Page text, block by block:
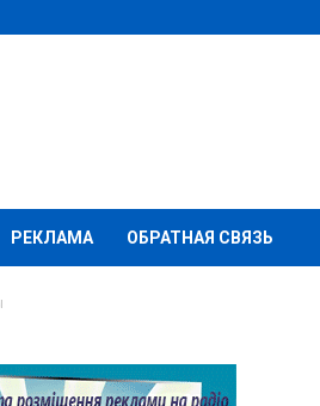
РЕКЛАМА ОБРАТНАЯ СВЯЗЬ